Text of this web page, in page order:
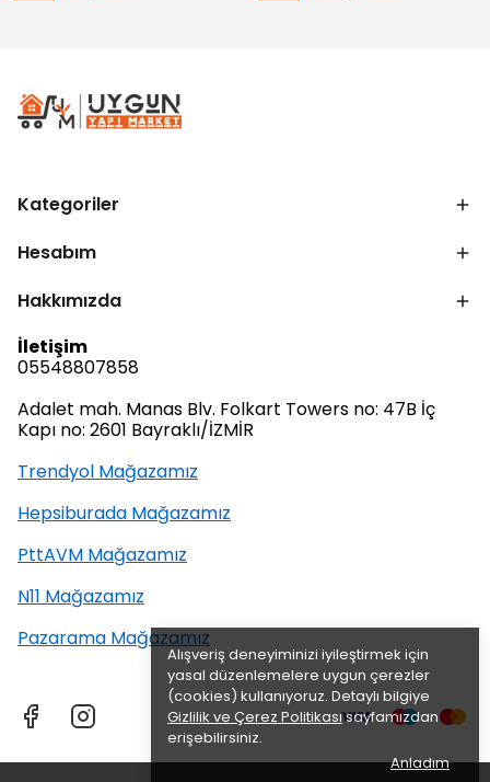
Alışveriş deneyiminizi iyileştirmek için
yasal düzenlemelere uygun çerezler
(cookies) kullanıyoruz. Detaylı bilgiye
Gizlilik ve Çerez Politikasısayfamızdan
erişebilirsiniz.
Anladım
Kategoriler
Hesabım
Hakkımızda
İletişim
05548807858
Adalet mah. Manas Blv. Folkart Towers no: 47B İç
Kapı no: 2601 Bayraklı/İZMİR
Trendyol Mağazamız
Hepsiburada Mağazamız
PttAVM Mağazamız
N11 Mağazamız
Pazarama Mağazamız